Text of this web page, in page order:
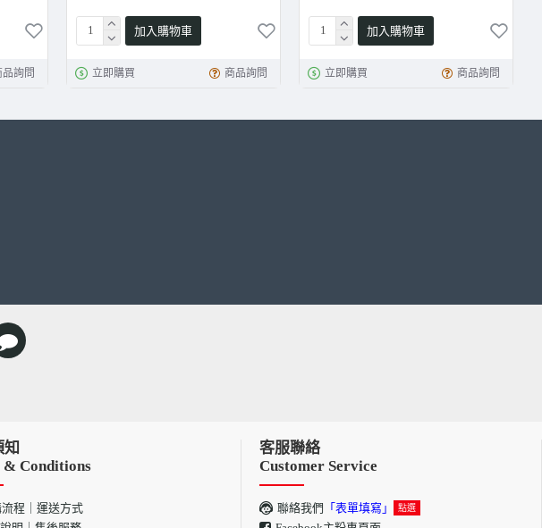
品詢問
加入購物車
立即購買 商品詢問
加入購物車
立即購買 商品詢問
知
& Conditions
程｜運送方式
客服聯絡
Customer Service
聯絡我們 「表單填寫」 點選